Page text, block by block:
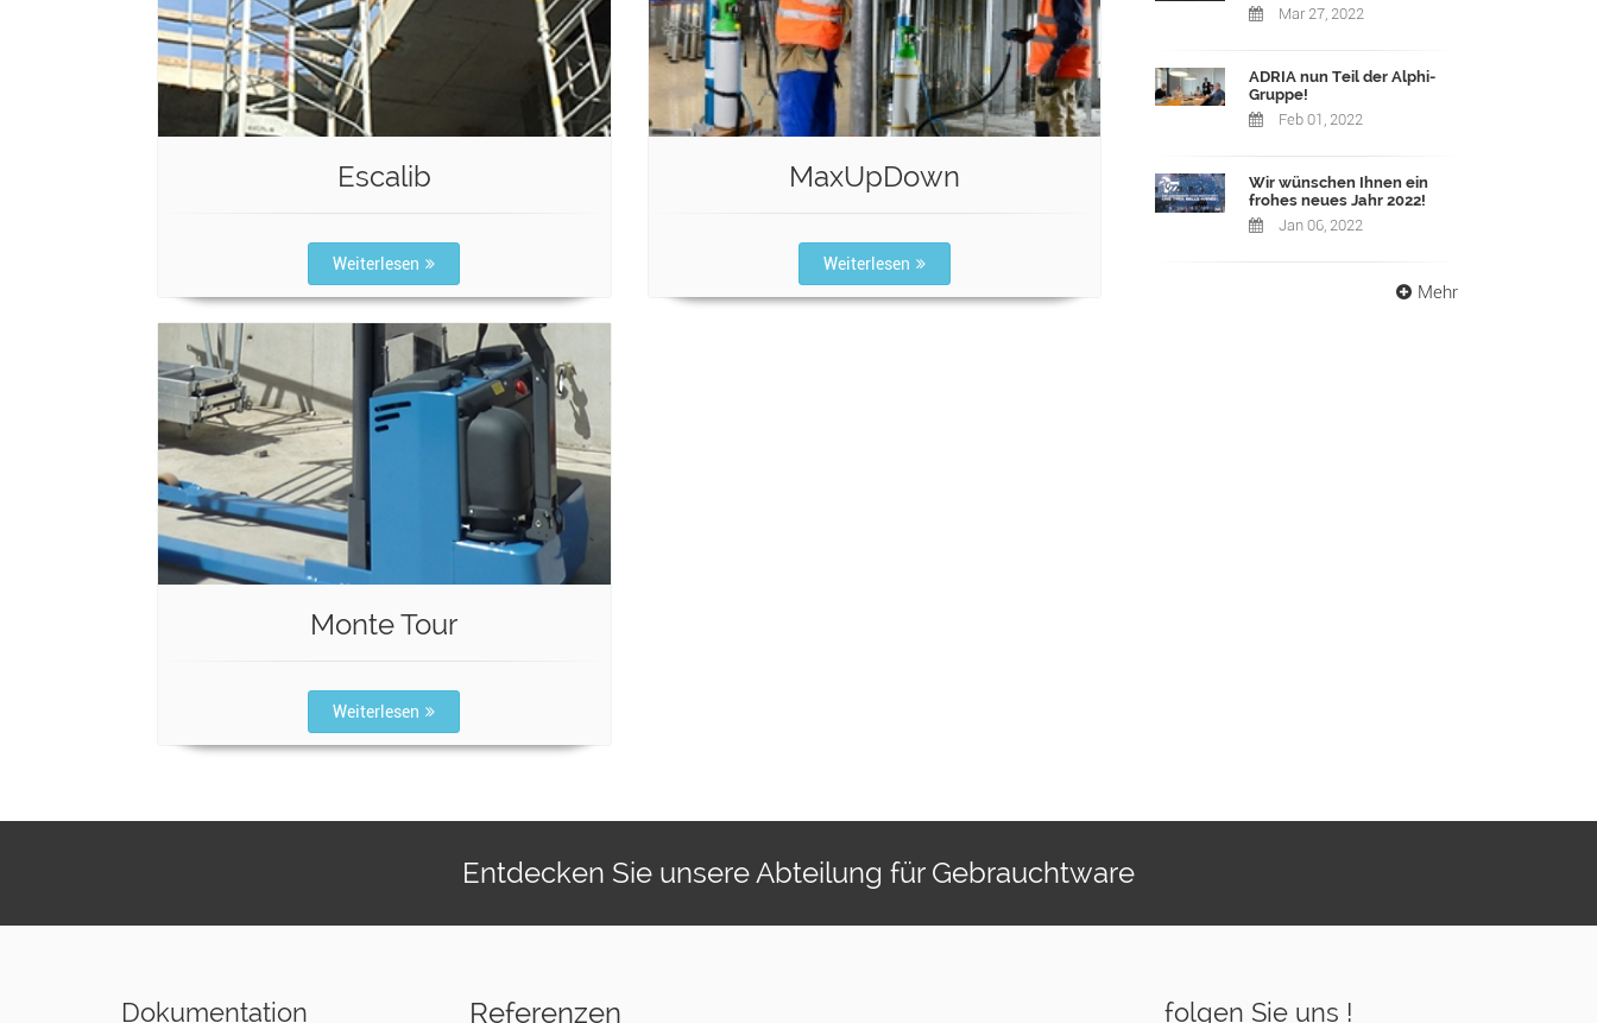
Escalib
Weiterlesen
MaxUpDown
Weiterlesen
Monte Tour
Weiterlesen
Mar 27, 2022
ADRIA nun Teil der Alphi-
Gruppe!
Feb 01, 2022
Wir wünschen Ihnen ein
frohes neues Jahr 2022!
Jan 06, 2022
Mehr
Entdecken Sie unsere Abteilung für Gebrauchtware
Dokumentation Referenzen folgen Sie uns !